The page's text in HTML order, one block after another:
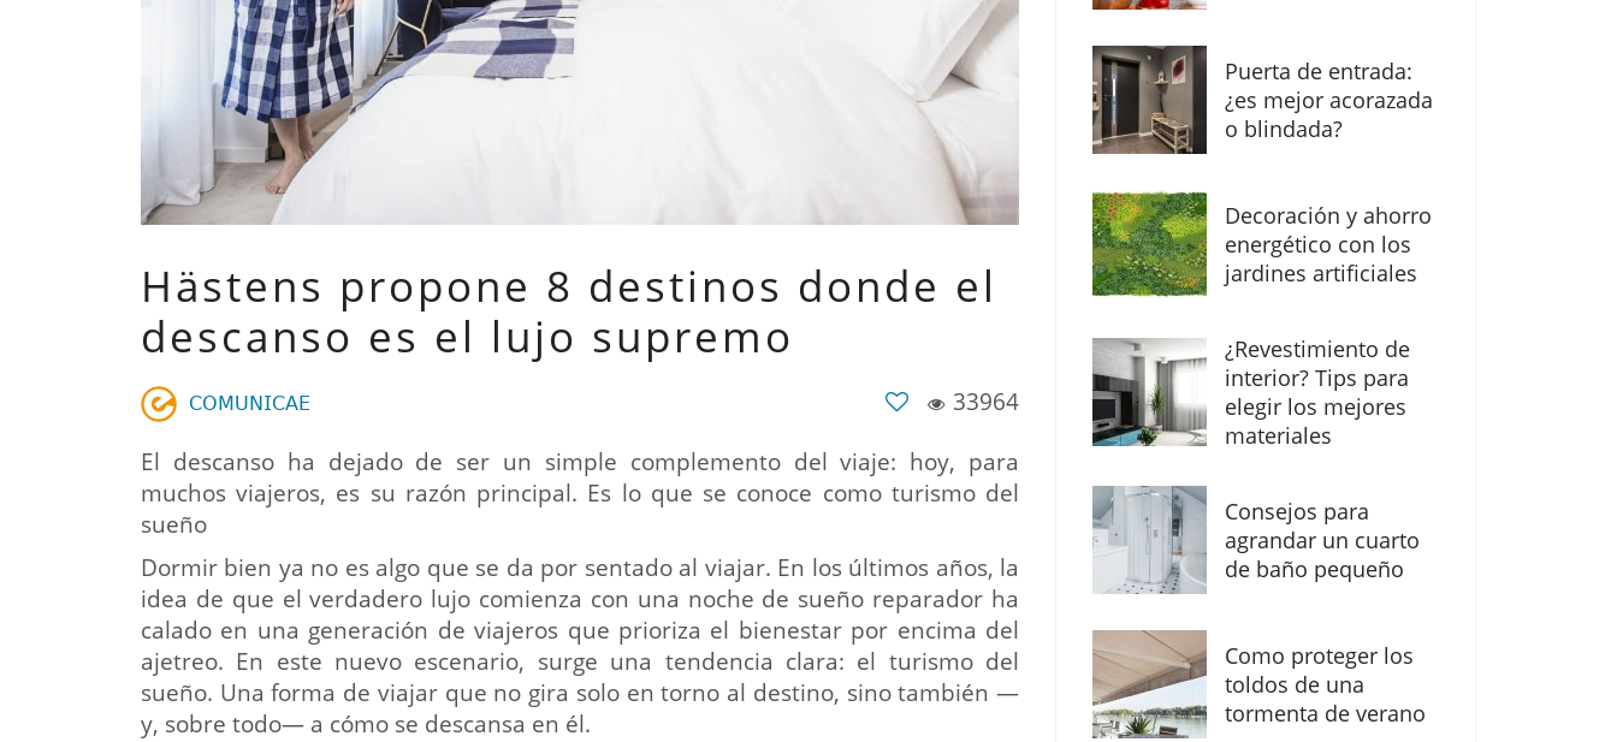
Hästens propone 8 destinos donde el
descanso es el lujo supremo
𝖢𝖮𝖬𝖴𝖭𝖨𝖢𝖠𝖤
33964
El descanso ha dejado de ser un simple complemento del viaje: hoy, para
muchos viajeros, es su razón principal. Es lo que se conoce como turismo del
sueño
Dormir bien ya no es algo que se da por sentado al viajar. En los últimos años, la
idea de que el verdadero lujo comienza con una noche de sueño reparador ha
calado en una generación de viajeros que prioriza el bienestar por encima del
ajetreo. En este nuevo escenario, surge una tendencia clara: el turismo del
sueño. Una forma de viajar que no gira solo en torno al destino, sino también —
y, sobre todo— a cómo se descansa en él.
Puerta de entrada:
¿es mejor acorazada
o blindada?
Decoración y ahorro
energético con los
jardines artificiales
¿Revestimiento de
interior? Tips para
elegir los mejores
materiales
Consejos para
agrandar un cuarto
de baño pequeño
Como proteger los
toldos de una
tormenta de verano